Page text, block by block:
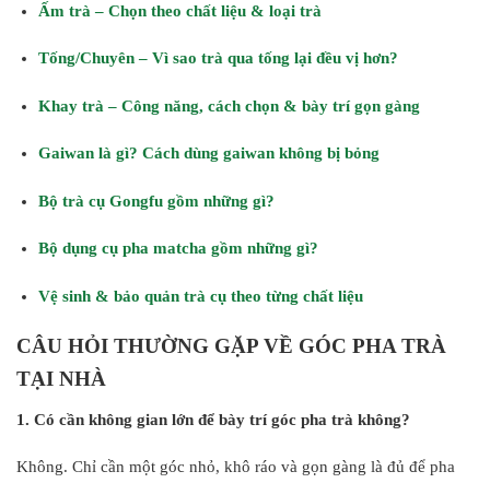
Ấm trà – Chọn theo chất liệu & loại trà
Tống/Chuyên – Vì sao trà qua tống lại đều vị hơn?
Khay trà – Công năng, cách chọn & bày trí gọn gàng
Gaiwan là gì? Cách dùng gaiwan không bị bỏng
Bộ trà cụ Gongfu gồm những gì?
Bộ dụng cụ pha matcha gồm những gì?
Vệ sinh & bảo quản trà cụ theo từng chất liệu
CÂU HỎI THƯỜNG GẶP VỀ GÓC PHA TRÀ
TẠI NHÀ
1. Có cần không gian lớn để bày trí góc pha trà không?
Không. Chỉ cần một góc nhỏ, khô ráo và gọn gàng là đủ để pha